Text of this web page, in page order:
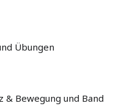
Übungen
& Bewegung und Band